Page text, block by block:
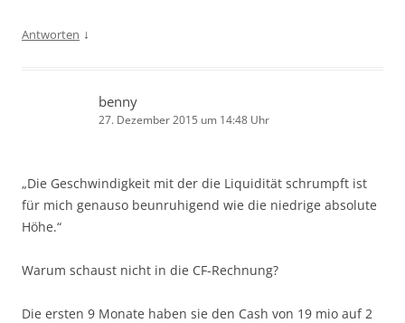
Antworten ↓
benny
27. Dezember 2015 um 14:48 Uhr
„Die Geschwindigkeit mit der die Liquidität schrumpft ist
für mich genauso beunruhigend wie die niedrige absolute
Höhe.“
Warum schaust nicht in die CF-Rechnung?
Die ersten 9 Monate haben sie den Cash von 19 mio auf 2